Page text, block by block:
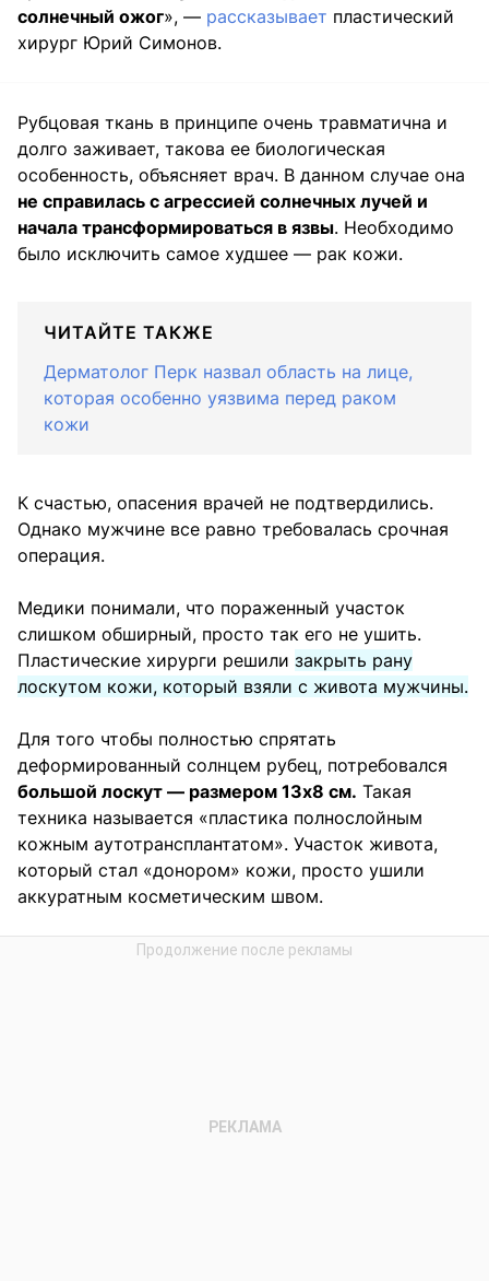
солнечный ожог», — рассказывает пластический
хирург Юрий Симонов.
Рубцовая ткань в принципе очень травматична и
долго заживает, такова ее биологическая
особенность, объясняет врач. В данном случае она
не справилась с агрессией солнечных лучей и
начала трансформироваться в язвы. Необходимо
было исключить самое худшее — рак кожи.
ЧИТАЙТЕ ТАКЖЕ
Дерматолог Перк назвал область на лице,
которая особенно уязвима перед раком
кожи
К счастью, опасения врачей не подтвердились.
Однако мужчине все равно требовалась срочная
операция.
Медики понимали, что пораженный участок
слишком обширный, просто так его не ушить.
Пластические хирурги решили закрыть рану
лоскутом кожи, который взяли с живота мужчины.
Для того чтобы полностью спрятать
деформированный солнцем рубец, потребовался
большой лоскут — размером 13х8 см. Такая
техника называется «пластика полнослойным
кожным аутотрансплантатом». Участок живота,
который стал «донором» кожи, просто ушили
аккуратным косметическим швом.